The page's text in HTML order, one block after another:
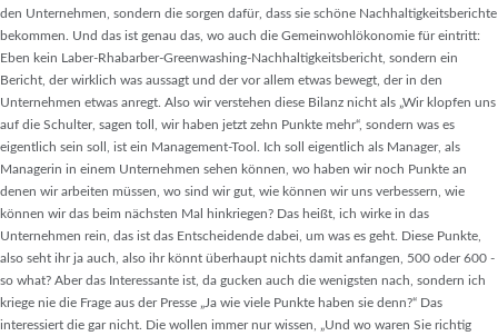
den Unternehmen, sondern die sorgen dafür, dass sie schöne Nachhaltigkeitsberichte
bekommen. Und das ist genau das, wo auch die Gemeinwohlökonomie für eintritt:
Eben kein Laber-Rhabarber-Greenwashing-Nachhaltigkeitsbericht, sondern ein
Bericht, der wirklich was aussagt und der vor allem etwas bewegt, der in den
Unternehmen etwas anregt. Also wir verstehen diese Bilanz nicht als „Wir klopfen uns
auf die Schulter, sagen toll, wir haben jetzt zehn Punkte mehr“, sondern was es
eigentlich sein soll, ist ein Management-Tool. Ich soll eigentlich als Manager, als
Managerin in einem Unternehmen sehen können, wo haben wir noch Punkte an
denen wir arbeiten müssen, wo sind wir gut, wie können wir uns verbessern, wie
können wir das beim nächsten Mal hinkriegen? Das heißt, ich wirke in das
Unternehmen rein, das ist das Entscheidende dabei, um was es geht. Diese Punkte,
also seht ihr ja auch, also ihr könnt überhaupt nichts damit anfangen, 500 oder 600 -
so what? Aber das Interessante ist, da gucken auch die wenigsten nach, sondern ich
kriege nie die Frage aus der Presse „Ja wie viele Punkte haben sie denn?“ Das
interessiert die gar nicht. Die wollen immer nur wissen, „Und wo waren Sie richtig